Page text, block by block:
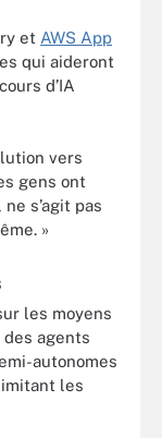
et AWS App
qui aideront
d’IA
vers
gens ont
s’agit pas
»
les moyens
agents
autonomes
les